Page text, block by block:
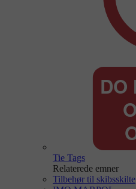
Tie Tags
Relaterede emner
Tilbehør til skibsskilte